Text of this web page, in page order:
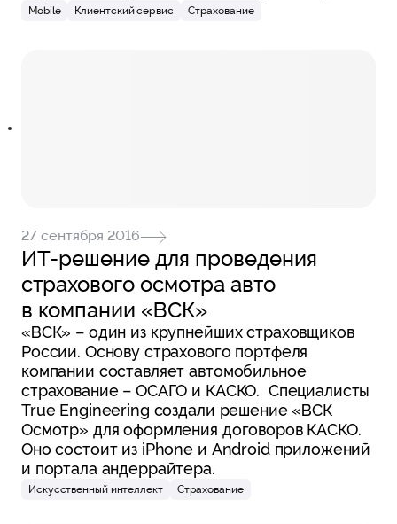
Mobile Клиентский сервис Страхование
27 сентября 2016
ИТ-решение для проведения
страхового осмотра авто
в компании «ВСК»
«ВСК» – один из крупнейших страховщиков
России. Основу страхового портфеля
компании составляет автомобильное
страхование – ОСАГО и КАСКО. Специалисты
True Engineering создали решение «ВСК
Осмотр» для оформления договоров КАСКО.
Оно состоит из iPhone и Android приложений
и портала андеррайтера.
Искусственный интеллект Страхование